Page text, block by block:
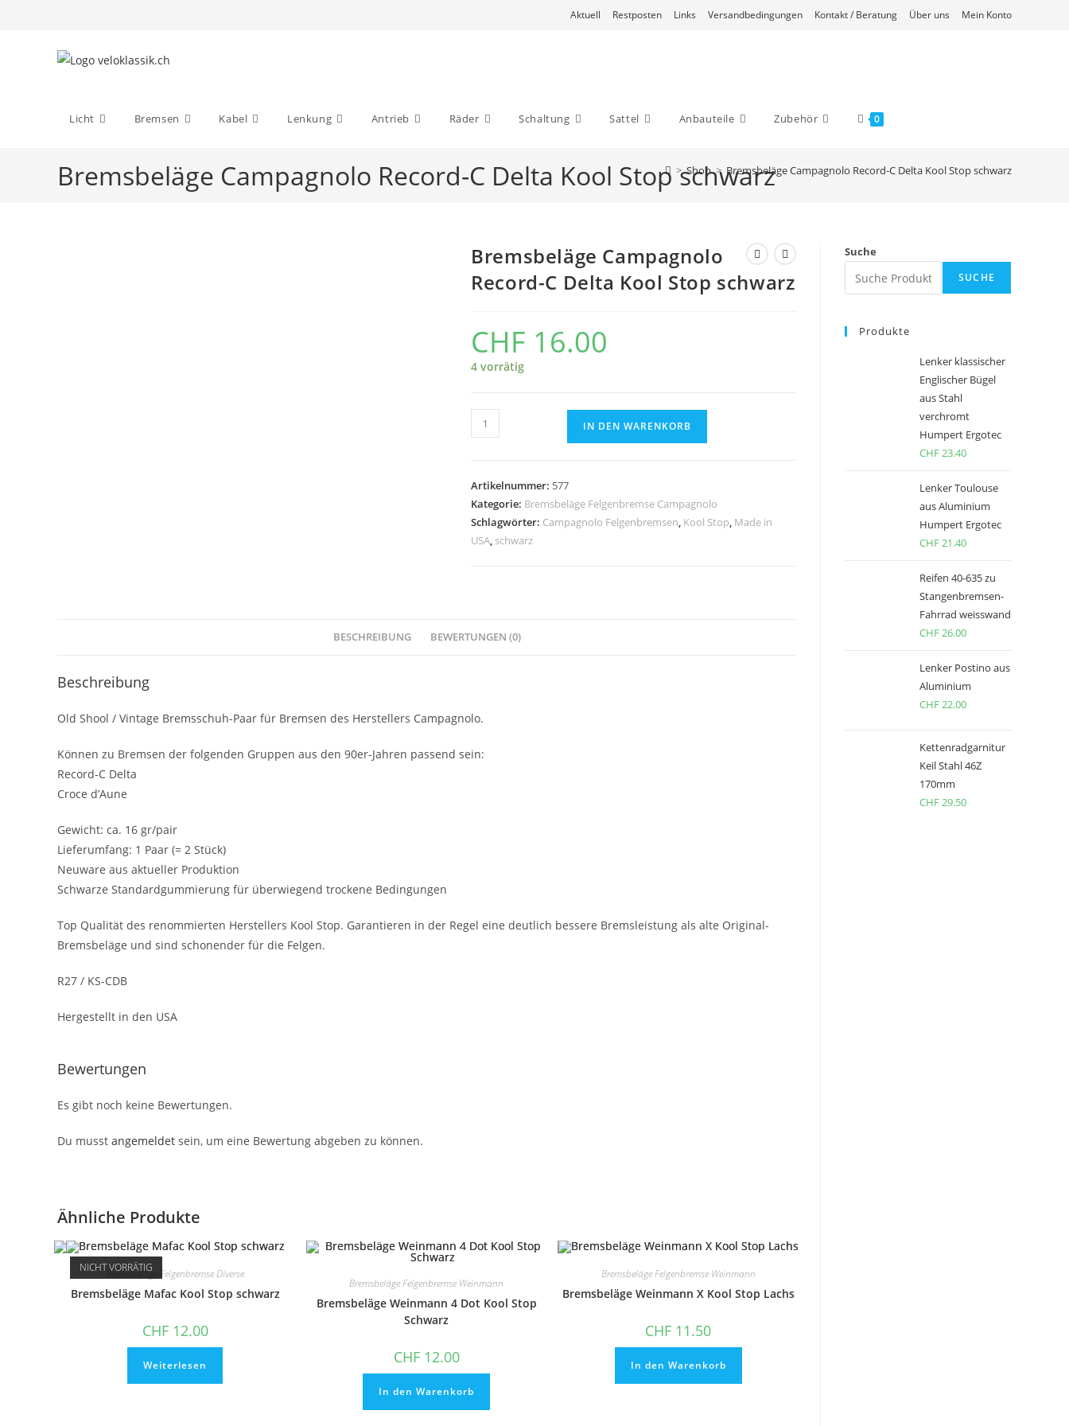
Aktuell Restposten Links Versandbedingungen Kontakt / Beratung Über uns Mein Konto
Licht Bremsen Kabel Lenkung Antrieb Räder Schaltung Sattel Anbauteile Zubehör 0
Bremsbeläge Campagnolo Record-C Delta Kool Stop schwarz
> Shop > Bremsbeläge Campagnolo Record-C Delta Kool Stop schwarz
Bremsbeläge Campagnolo
Record-C Delta Kool Stop schwarz
CHF 16.00
4 vorrätig
Bremsbeläge
Campagnolo
Delta
Kool
Stop
IN DEN WARENKORB
Artikelnummer: 577
Kategorie: Bremsbeläge Felgenbremse Campagnolo
Schlagwörter: Campagnolo Felgenbremsen, Kool Stop, Made in
USA, schwarz
BESCHREIBUNG BEWERTUNGEN (0)
Beschreibung
Old Shool / Vintage Bremsschuh-Paar für Bremsen des Herstellers Campagnolo.
Können zu Bremsen der folgenden Gruppen aus den 90er-Jahren passend sein:
Record-C Delta
Croce d’Aune
Gewicht: ca. 16 gr/pair
Lieferumfang: 1 Paar (= 2 Stück)
Neuware aus aktueller Produktion
Schwarze Standardgummierung für überwiegend trockene Bedingungen
Top Qualität des renommierten Herstellers Kool Stop. Garantieren in der Regel eine deutlich bessere Bremsleistung als alte Original-
Bremsbeläge und sind schonender für die Felgen.
R27 / KS-CDB
Hergestellt in den USA
Bewertungen
Es gibt noch keine Bewertungen.
Du musst angemeldet sein, um eine Bewertung abgeben zu können.
Ähnliche Produkte
NICHT VORRÄTIG
Bremsbeläge Felgenbremse Diverse
Bremsbeläge Mafac Kool Stop schwarz
CHF12.00
Weiterlesen
Bremsbeläge Felgenbremse Weinmann
Bremsbeläge Weinmann 4 Dot Kool Stop
Schwarz
CHF12.00
In den Warenkorb
Bremsbeläge Felgenbremse Weinmann
Bremsbeläge Weinmann X Kool Stop Lachs
CHF 11.50
In den Warenkorb
Suche
SUCHE
Produkte
Lenker klassischer
Englischer Bügel
aus Stahl
verchromt
Humpert Ergotec
CHF23.40
Lenker Toulouse
aus Aluminium
Humpert Ergotec
CHF21.40
Reifen 40-635 zu
Stangenbremsen-
Fahrrad weisswand
CHF26.00
Lenker Postino aus
Aluminium
CHF22.00
Kettenradgarnitur
Keil Stahl 46Z
170mm
CHF29.50